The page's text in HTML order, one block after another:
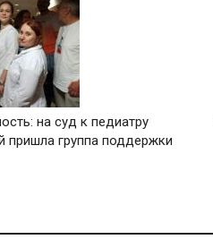
на суд к педиатру
пришла группа поддержки